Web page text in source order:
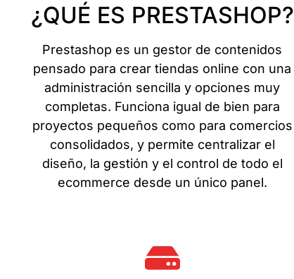
¿QUÉ ES PRESTASHOP?
Prestashop es un gestor de contenidos
pensado para crear tiendas online con una
administración sencilla y opciones muy
completas. Funciona igual de bien para
proyectos pequeños como para comercios
consolidados, y permite centralizar el
diseño, la gestión y el control de todo el
ecommerce desde un único panel.